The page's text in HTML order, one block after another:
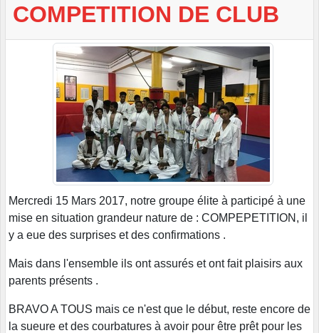
COMPETITION DE CLUB
Mercredi 15 Mars 2017, notre groupe élite à participé à une
mise en situation grandeur nature de : COMPEPETITION, il
y a eue des surprises et des confirmations .
Mais dans l'ensemble ils ont assurés et ont fait plaisirs aux
parents présents .
BRAVO A TOUS mais ce n'est que le début, reste encore de
la sueure et des courbatures à avoir pour être prêt pour les